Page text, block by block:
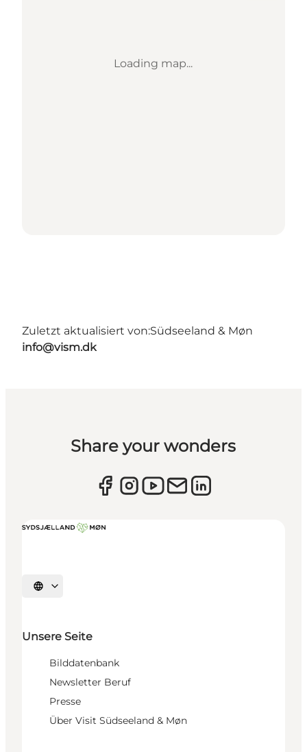
Loading map...
Zuletzt aktualisiert von:Südseeland & Møn
info@vism.dk
Share your wonders
Sprache auswählen
Unsere Seite
Bilddatenbank
Newsletter Beruf
Presse
Über Visit Südseeland & Møn